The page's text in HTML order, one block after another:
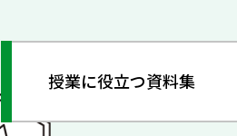
授業に役立つ資料集